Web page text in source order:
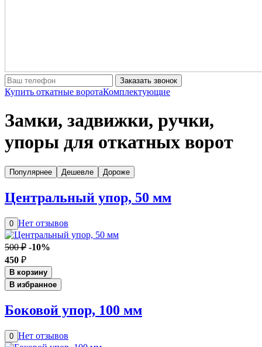
Заказать звонок
Купить откатные воротаКомплектующие
Замки, задвижки, ручки,
упоры для откатных ворот
Популярнее Дешевле Дороже
Центральный упор, 50 мм
0 Нет отзывов
500 ₽ -10%
450 ₽
В корзину
В избранное
Боковой упор, 100 мм
0 Нет отзывов